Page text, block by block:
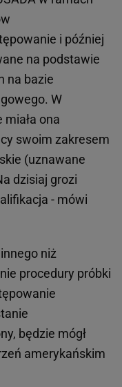
i później
na podstawie
na bazie
W
miała ona
swoim zakresem
(uznawane
dzisiaj grozi
- mówi
niż
procedury próbki
będzie mógł
amerykańskim